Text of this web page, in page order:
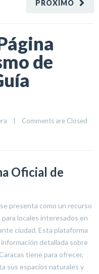
PRÓXIMO
de
Comments are Closed
Oficial de
presenta como un recurso
locales interesados en
ciudad. Esta plataforma
detallada sobre
tiene para ofrecer,
sus espacios naturales y